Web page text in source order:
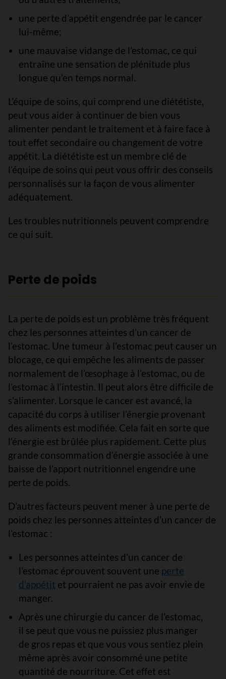
une perte d’appétit engendrée par le cancer
lui-même;
une mauvaise vidange de l’estomac, ce qui
entraîne une sensation de plénitude plus
longue qu’en temps normal.
L’équipe de soins, qui comprend une diététiste,
peut vous aider à continuer de bien vous
alimenter pendant le traitement et à faire face à
tout effet secondaire ou changement de votre
appétit. La diététiste est un membre clé de
l’équipe de soins qui peut vous offrir des conseils
personnalisés sur la façon de vous alimenter
adéquatement.
Les troubles nutritionnels peuvent comprendre
ce qui suit.
Perte de poids
La perte de poids est un problème très fréquent
chez les personnes atteintes d’un cancer de
l’estomac. Une tumeur à l’estomac peut causer un
blocage, ce qui empêche les aliments de passer
normalement de l’œsophage à l’estomac, ou de
l’estomac à l’intestin. Il peut alors être difficile de
s’alimenter. Lorsque le cancer est avancé, la
capacité du corps à utiliser l’énergie provenant
des aliments est modifiée. Cela fait en sorte que
l’énergie est brûlée plus rapidement. Cette plus
grande consommation d’énergie associée à une
baisse de l’apport nutritionnel engendre une
perte de poids.
D’autres facteurs peuvent mener à une perte de
poids chez les personnes atteintes d’un cancer de
l’estomac :
Les personnes atteintes d’un cancer de
l’estomac éprouvent souvent une perte
d’appétit et pourraient ne pas avoir envie de
manger.
Après une chirurgie du cancer de l’estomac,
il se peut que vous ne puissiez plus manger
de gros repas et que vous vous sentiez plein
même après avoir consommé une petite
quantité de nourriture. Cet effet est